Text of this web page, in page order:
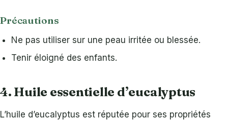
Précautions
Ne pas utiliser sur une peau irritée ou blessée.
Tenir éloigné des enfants.
4. Huile essentielle d’eucalyptus
L’huile d’eucalyptus est réputée pour ses propriétés